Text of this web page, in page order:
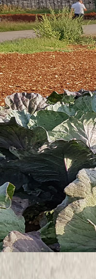
proizvodne površine.
tla:
proizvodne površine)
mjestimično stvaranje pokorice)
količina organske tvari,